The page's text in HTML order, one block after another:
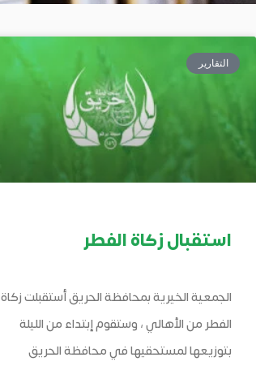
التقارير
استقبال زكاة الفطر
الجمعية الخيرية بمحافظة الحريق أستقبلت زكاة
الفطر من الأهالي ، وستقوم إبتداء من الليلة
بتوزيعها لمستحقيها في محافظة الحريق